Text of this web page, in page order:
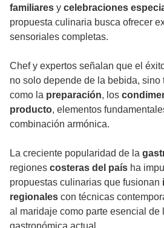
familiares y celebraciones
propuesta culinaria busca ofrecer
sensoriales completas.
Chef y expertos señalan que el
no solo depende de la bebida, sino
como la preparación, los
producto, elementos
combinación armónica.
La creciente popularidad de la
regiones costeras del país ha
propuestas culinarias que fusionan
regionales con técnicas
al maridaje como parte esencial de